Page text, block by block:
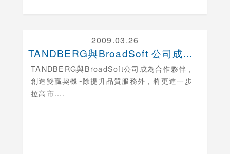
2009.03.26
TANDBERG與BroadSoft 公司成為合作....
TANDBERG與BroadSoft公司成為合作夥伴，
創造雙贏契機~除提升品質服務外，將更進一步
拉高市....